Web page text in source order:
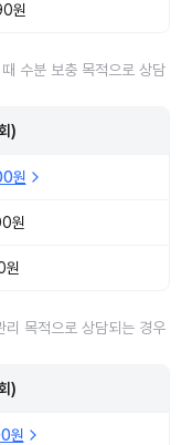
원
수분 보충 목적으로 상담
)
원
원
원
목적으로 상담되는 경우
)
원